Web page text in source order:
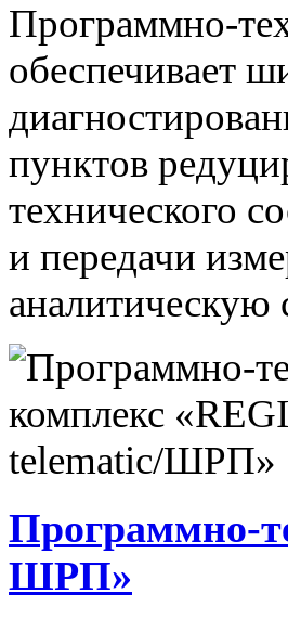
Программно-
обеспечивает
пунктов
технического
и передачи
аналитическую
Программно-
ШРП»